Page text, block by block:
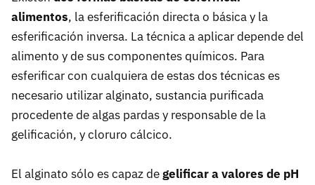
alimentos, la esferificación directa o básica y la
esferificación inversa. La técnica a aplicar depende del
alimento y de sus componentes químicos. Para
esferificar con cualquiera de estas dos técnicas es
necesario utilizar alginato, sustancia purificada
procedente de algas pardas y responsable de la
gelificación, y cloruro cálcico.
El alginato sólo es capaz degelificar a valores de pH